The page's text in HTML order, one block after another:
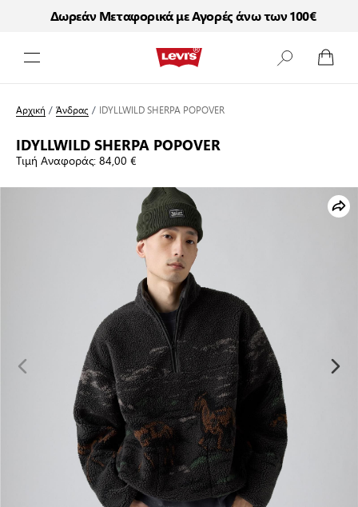
Δωρεάν Μεταφορικά με Αγορές άνω των 100€
Αρχική /Άνδρας / IDYLLWILD SHERPA POPOVER
IDYLLWILD SHERPA POPOVER
Τιμή Αναφοράς:84,00 €